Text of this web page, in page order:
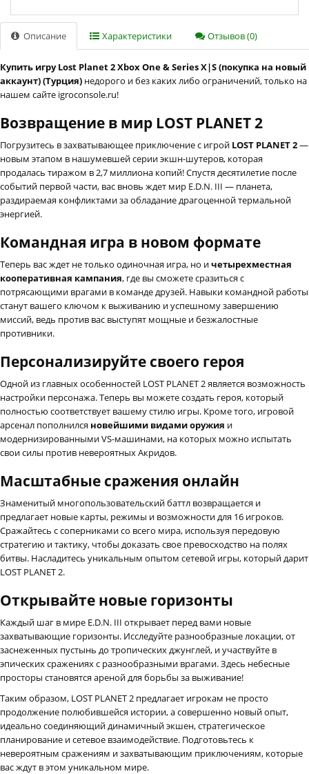
Описание Характеристики Отзывов (0)
Купить игру Lost Planet 2 Xbox One & Series X|S (покупка на новый
аккаунт) (Турция) недорого и без каких либо ограничений, только на
нашем сайте igroconsole.ru!
Возвращение в мир LOST PLANET 2
Погрузитесь в захватывающее приключение с игрой LOST PLANET 2—
новым этапом в нашумевшей серии экшн-шутеров, которая
продалась тиражом в 2,7 миллиона копий! Спустя десятилетие после
событий первой части, вас вновь ждет мир E.D.N. III — планета,
раздираемая конфликтами за обладание драгоценной термальной
энергией.
Командная игра в новом формате
Теперь вас ждет не только одиночная игра, но ичетырехместная
кооперативная кампания, где вы сможете сразиться с
потрясающими врагами в команде друзей. Навыки командной работы
станут вашего ключом к выживанию и успешному завершению
миссий, ведь против вас выступят мощные и безжалостные
противники.
Персонализируйте своего героя
Одной из главных особенностей LOST PLANET 2 является возможность
настройки персонажа. Теперь вы можете создать героя, который
полностью соответствует вашему стилю игры. Кроме того, игровой
арсенал пополнился новейшими видами оружия и
модернизированными VS-машинами, на которых можно испытать
свои силы против невероятных Акридов.
Масштабные сражения онлайн
Знаменитый многопользовательский баттл возвращается и
предлагает новые карты, режимы и возможности для 16 игроков.
Сражайтесь с соперниками со всего мира, используя передовую
стратегию и тактику, чтобы доказать свое превосходство на полях
битвы. Насладитесь уникальным опытом сетевой игры, который дарит
LOST PLANET 2.
Открывайте новые горизонты
Каждый шаг в мире E.D.N. III открывает перед вами новые
захватывающие горизонты. Исследуйте разнообразные локации, от
заснеженных пустынь до тропических джунглей, и участвуйте в
эпических сражениях с разнообразными врагами. Здесь небесные
просторы становятся ареной для борьбы за выживание!
Таким образом, LOST PLANET 2 предлагает игрокам не просто
продолжение полюбившейся истории, а совершенно новый опыт,
идеально соединяющий динамичный экшен, стратегическое
планирование и сетевое взаимодействие. Подготовьтесь к
невероятным сражениям и захватывающим приключениям, которые
вас ждут в этом уникальном мире.